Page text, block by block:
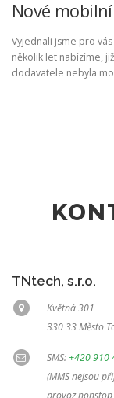
Nové
Vyjednali jsme pro
několik let nabízíme,
dodavatele nebyla
TNtech, s.r.o.
Květná 301
330 33 Město
SMS:+420 910
(MMS nejsou
provoz nonstop